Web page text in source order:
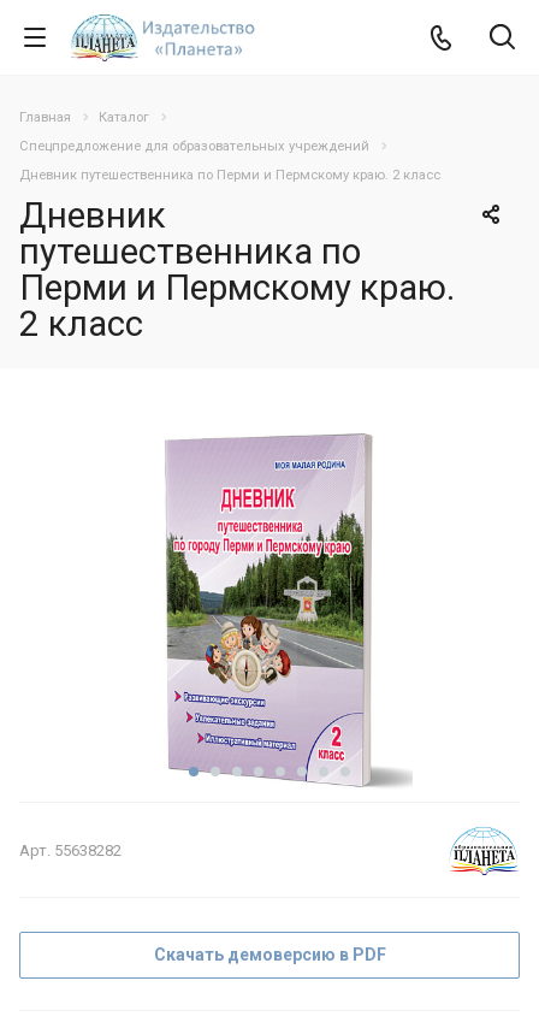
Главная
Каталог
Спецпредложение для образовательных учреждений
Дневник путешественника по Перми и Пермскому краю. 2 класс
Дневник
путешественника по
Перми и Пермскому краю.
2 класс
Арт. 55638282
Скачать демоверсию в PDF